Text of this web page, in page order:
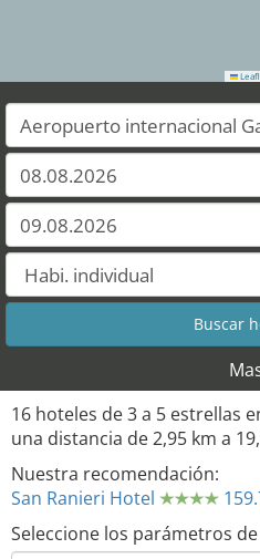
16 hoteles de3a 5 estrellas
una distancia de2,95 km a
Nuestra recomendación:
San Ranieri Hotel
Seleccione los parámetros